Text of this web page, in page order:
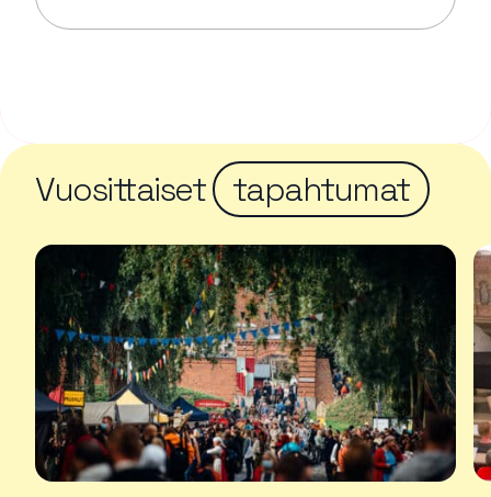
Lue lisää tapahtumasta Kesän rukoushetket
Vuosittaiset tapahtumat